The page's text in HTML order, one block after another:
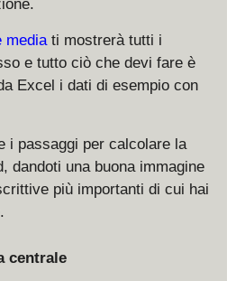
media ti mostrerà tutti i
e tutto ciò che devi fare è
Excel i dati di esempio con
i passaggi per calcolare la
dandoti una buona immagine
più importanti di cui hai
centrale